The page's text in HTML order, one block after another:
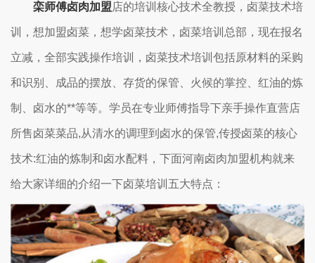
栾师傅卤肉加盟店的培训核心技术全教授，卤菜技术培
训，想加盟卤菜，想学卤菜技术，卤菜培训总部，现在报名
立减，全部实践操作培训，卤菜技术培训包括原材料的采购
和识别、成品的摆放、存货的保管、火候的掌控、红油的炼
制、卤水的**等等。学员在专业师傅指导下亲手操作直营店
所售卤菜菜品,从清水的调理到卤水的保管,传授卤菜的核心
技术:红油的炼制和卤水配料，下面河南卤肉加盟机构就来
给大家详细的介绍一下卤菜培训五大特点：